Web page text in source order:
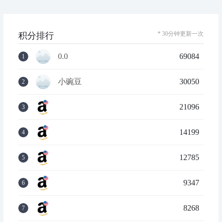
积分排行 * 30分钟更新一次
1 0.0 69084
2 小豌豆 30050
3 21096
4 14199
5 12785
6 9347
7 8268